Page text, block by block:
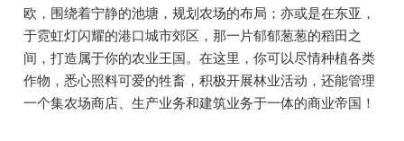
欧，围绕着宁静的池塘，规划农场的布局；亦或是在东亚，
于霓虹灯闪耀的港口城市郊区，那一片郁郁葱葱的稻田之
间，打造属于你的农业王国。在这里，你可以尽情种植各类
作物，悉心照料可爱的牲畜，积极开展林业活动，还能管理
一个集农场商店、生产业务和建筑业务于一体的商业帝国！